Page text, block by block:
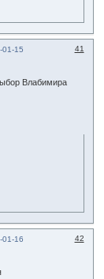
41
01-15
Влабимира
42
01-16